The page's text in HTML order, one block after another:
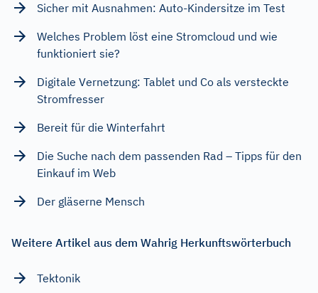
Sicher mit Ausnahmen: Auto-Kindersitze im Test
Welches Problem löst eine Stromcloud und wie
funktioniert sie?
Digitale Vernetzung: Tablet und Co als versteckte
Stromfresser
Bereit für die Winterfahrt
Die Suche nach dem passenden Rad – Tipps für den
Einkauf im Web
Der gläserne Mensch
Weitere Artikel aus dem Wahrig Herkunftswörterbuch
Tektonik